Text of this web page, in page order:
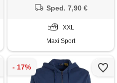
Sped. 7,90 €
XXL
Maxi Sport